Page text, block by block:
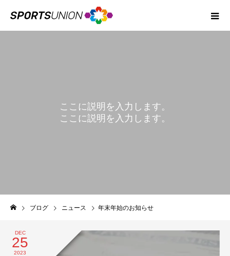
BLOG
ここに説明を入力します。
ここに説明を入力します。
ブログ ニュース 年末年始のお知らせ
DEC
25
2023